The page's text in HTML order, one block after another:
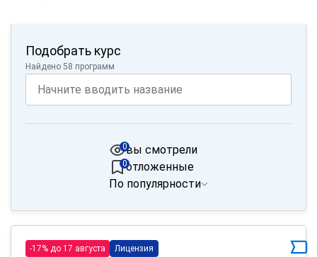
Подобрать курс
Найдено 58 программ
вы смотрели
0
отложенные
0
По популярности
-17% до 17 августа Лицензия